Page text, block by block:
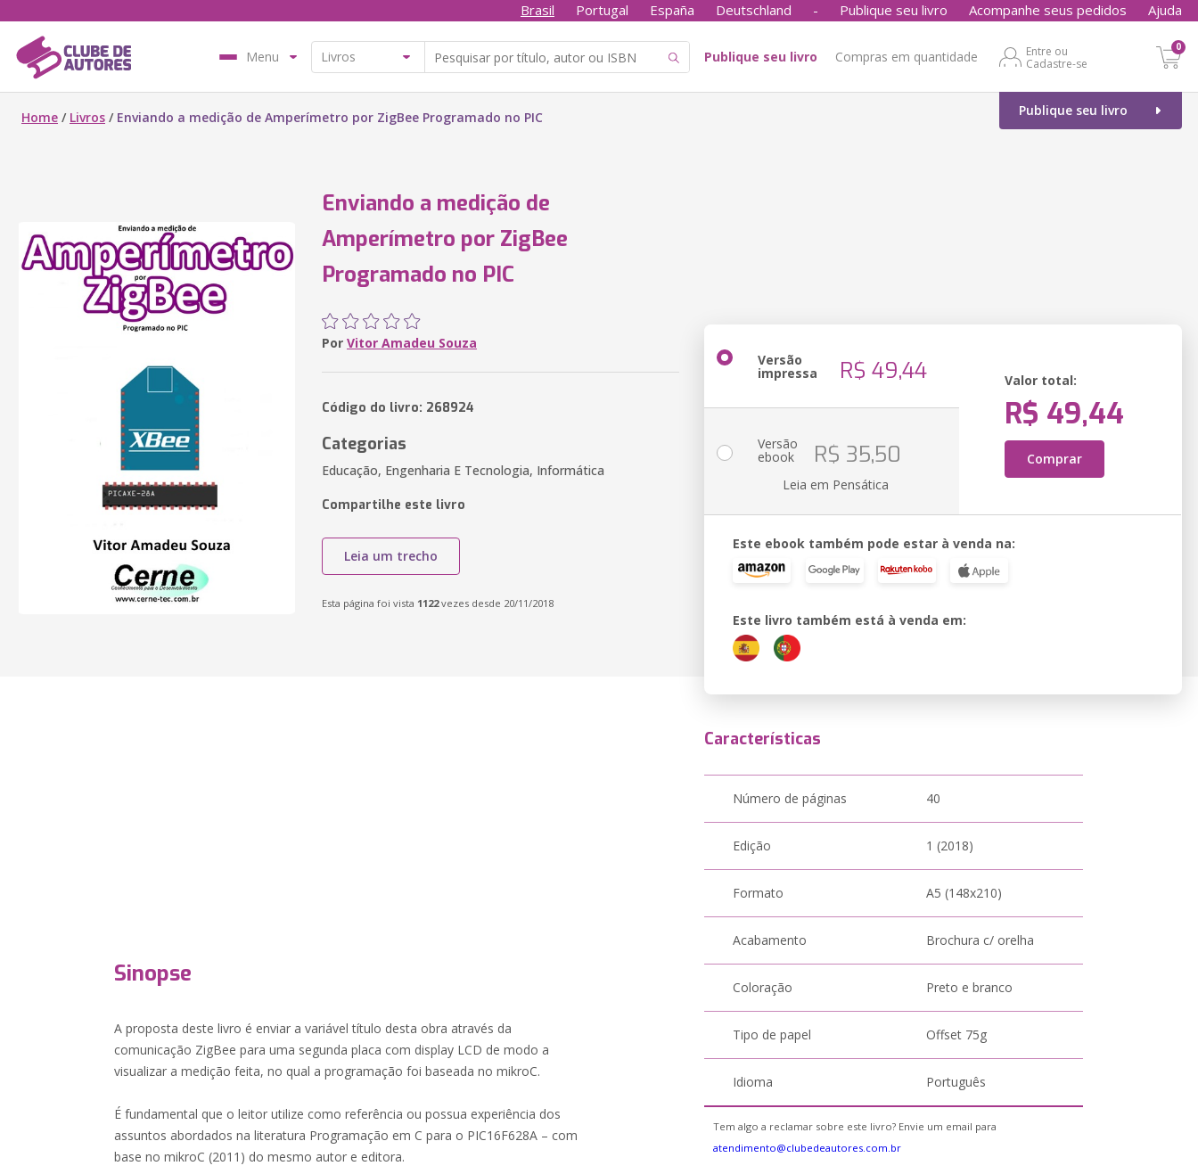
Brasil Portugal España Deutschland - Publique seu livro Acompanhe seus pedidos Ajuda
Menu Publique seu livro Compras em quantidade
Entre ou
Cadastre-se
0
Publique seu livro
Home / Livros / Enviando a medição de Amperímetro por ZigBee Programado no PIC
Enviando a medição de
Amperímetro por ZigBee
Programado no PIC
Por Vitor Amadeu Souza
Código do livro: 268924
Categorias
Educação, Engenharia E Tecnologia, Informática
Compartilhe este livro
Leia um trecho
Esta página foi vista 1122vezes desde 20/11/2018
Versão
impressa R$ 49,44 Valor total:
R$ 49,44
Comprar
Versão
ebook R$ 35,50
Leia em Pensática
Este ebook também pode estar à venda na:
Este livro também está à venda em:
Sinopse
A proposta deste livro é enviar a variável título desta obra através da
comunicação ZigBee para uma segunda placa com display LCD de modo a
visualizar a medição feita, no qual a programação foi baseada no mikroC.
É fundamental que o leitor utilize como referência ou possua experiência dos
assuntos abordados na literatura Programação em C para o PIC16F628A – com
base no mikroC (2011) do mesmo autor e editora.
Características
Número de páginas 40
Edição 1 (2018)
Formato A5 (148x210)
Acabamento Brochura c/ orelha
Coloração Preto e branco
Tipo de papel Offset 75g
Idioma Português
Tem algo a reclamar sobre este livro? Envie um email para
atendimento@clubedeautores.com.br